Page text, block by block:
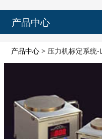
产品中心
产品中心> 压力机标定系统-